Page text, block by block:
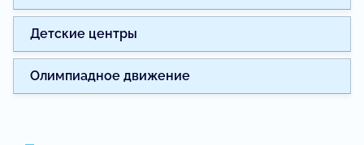
Детские центры
Олимпиадное движение